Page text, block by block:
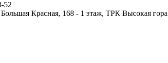
52
Красная, 168 - 1 этаж, ТРК Высокая гора